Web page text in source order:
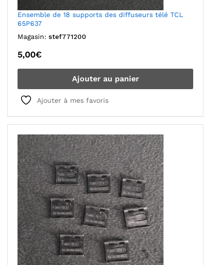
Ensemble de 18 supports des diffuseurs télé TCL
65P637
Magasin: stef771200
5,00€
Ajouter au panier
Ajouter à mes favoris